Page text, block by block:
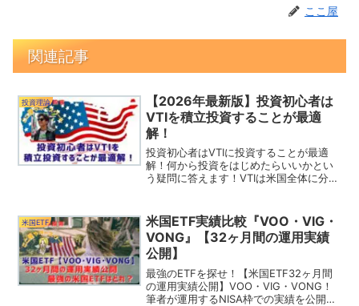
ここ屋
関連記事
投資理論
【2026年最新版】投資初心者は
VTIを積立投資することが最適
解！
投資初心者はVTIに投資することが最適
解！何から投資をはじめたらいいかとい
う疑問に答えます！VTIは米国全体に分散
の比較もしています！
米国ETF
米国ETF実績比較『VOO・VIG・
VONG』【32ヶ月間の運用実績
公開】
最強のETFを探せ！【米国ETF32ヶ月間
の運用実績公開】VOO・VIG・VONG！
筆者が運用するNISA枠での実績を公開し